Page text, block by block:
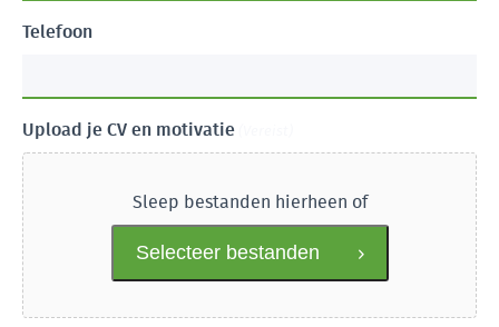
Telefoon
Upload je CV en motivatie
Sleep bestanden hierheen of
Selecteer bestanden